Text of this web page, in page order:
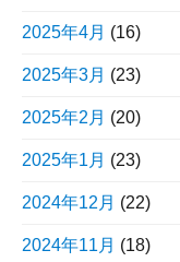
2025年4月 (16)
2025年3月 (23)
2025年2月 (20)
2025年1月 (23)
2024年12月 (22)
2024年11月 (18)